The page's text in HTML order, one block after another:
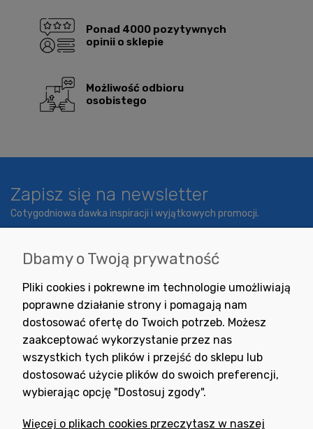
Ponad 4000 pozytywnych
opinii o sklepie
Możliwość odbioru
osobistego
Zapisz się na newsletter
Cotygodniowa dawka inspiracji i wyjątkowych promocji.
Wyrażam zgodę na otrzymywanie newslettera z inspiracjami,
nowościami i promocjami.
Potrzebujesz pomocy
Dbamy o Twoją prywatność
Pliki cookies i pokrewne im technologie umożliwiają
poprawne działanie strony i pomagają nam
dostosować ofertę do Twoich potrzeb. Możesz
zaakceptować wykorzystanie przez nas
wszystkich tych plików i przejść do sklepu lub
dostosować użycie plików do swoich preferencji,
wybierając opcję "Dostosuj zgody".
Więcej o plikach cookies przeczytasz w naszej